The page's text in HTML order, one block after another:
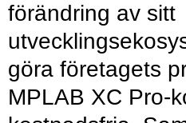
förändring av sitt
göra företagets
MPLAB XC Pro-